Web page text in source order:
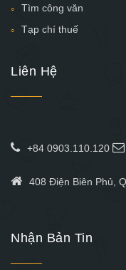
Tìm công văn
Tạp chí thuế
Liên Hệ
+84 0903.110.120
408 Điện Biên Phủ,
Nhận Bản Tin